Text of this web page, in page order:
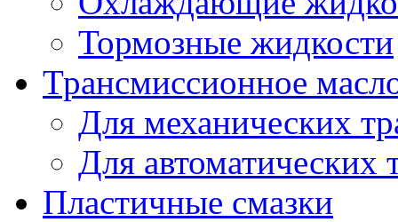
Тормозные жидкости
Трансмиссионное
Для механических
Для автоматических
Пластичные смазки